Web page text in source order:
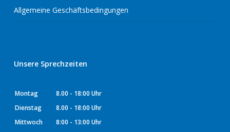
Allgemeine Geschäftsbedingungen
Unsere Sprechzeiten
Montag
8.00 - 18:00 Uhr
Dienstag
8.00 - 18:00 Uhr
Mittwoch
8:00 - 13:00 Uhr